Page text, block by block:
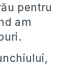
pentru
am